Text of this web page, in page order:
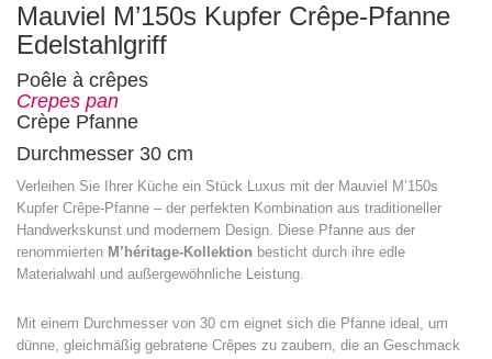
Mauviel M’150s Kupfer Crêpe-Pfanne
Edelstahlgriff
Poêle à crêpes
Crepes pan
Crèpe Pfanne
Durchmesser 30 cm
Verleihen Sie Ihrer Küche ein Stück Luxus mit der Mauviel M’150s
Kupfer Crêpe-Pfanne – der perfekten Kombination aus traditioneller
Handwerkskunst und modernem Design. Diese Pfanne aus der
renommierten M’héritage-Kollektion besticht durch ihre edle
Materialwahl und außergewöhnliche Leistung.
Mit einem Durchmesser von 30 cm eignet sich die Pfanne ideal, um
dünne, gleichmäßig gebratene Crêpes zu zaubern, die an Geschmack